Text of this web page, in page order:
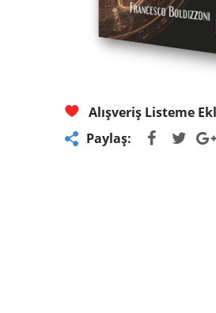
Alışveriş Listeme
Paylaş: